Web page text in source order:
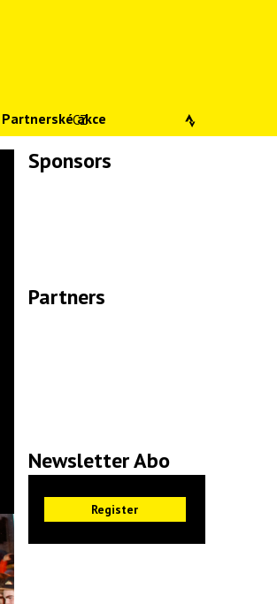
Partnerské akce
CZ
Sponsors
Partners
Newsletter Abo